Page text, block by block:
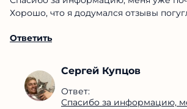
Хорошо, что я додумался отзывы
Ответить
Сергей Купцов
Ответ:
Спасибо за информацию,